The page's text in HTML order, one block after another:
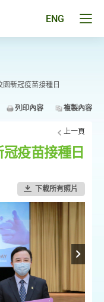
ENG
新冠疫苗接種日
列印內容 複製內容
上一頁
疫苗接種日
下載所有照片